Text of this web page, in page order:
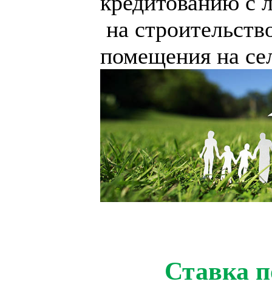
на
помещения на
Ставка